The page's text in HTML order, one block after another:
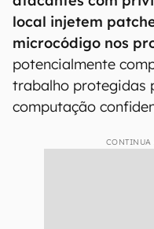
local injetem
microcódigo nos
potencialmente
trabalho protegidas
computação
CONTINUA